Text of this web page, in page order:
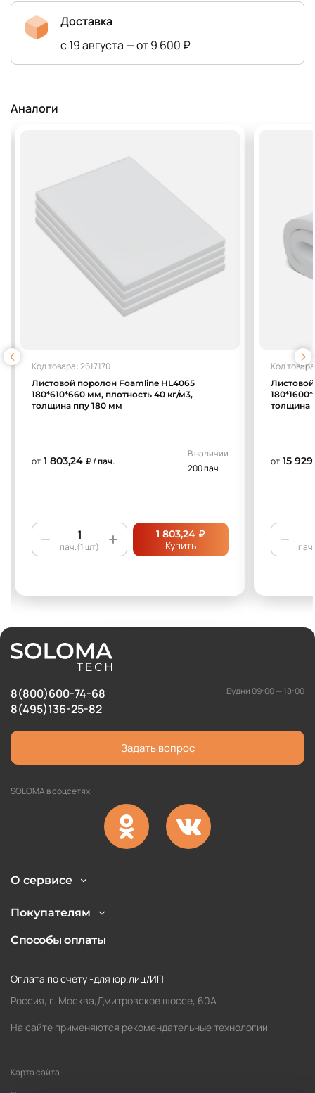
Доставка
с 19 августа — от 9 600 ₽
Аналоги
Код товара: 2617170
Листовой поролон Foamline HL4065
180*610*660 мм, плотность 40 кг/м3,
толщина ппу 180 мм
от 1 803,24 ₽ / пач.
В наличии
200 пач.
пач.(1 шт)
1 803,24 ₽
Купить
Код
толщина
от 15
8(800)600-74-68
8(495)136-25-82
Будни 09:00 — 18:00
Задать вопрос
SOLOMA в соцсетях
О сервисе
Покупателям
Способы оплаты
Оплата по счету -для юр.лиц/ИП
Россия, г. Москва,Дмитровское шоссе, 60А
На сайте применяются рекомендательные технологии
Карта сайта